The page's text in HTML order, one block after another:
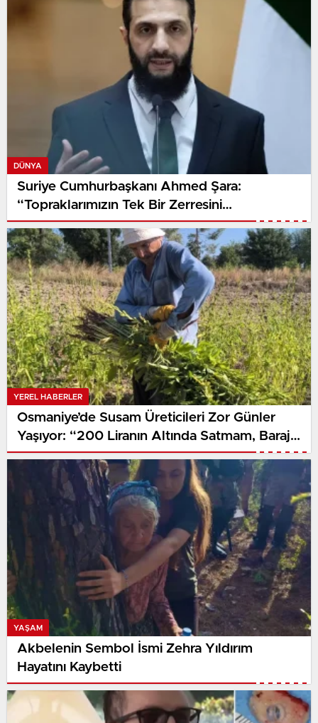
DÜNYA
Suriye Cumhurbaşkanı Ahmed Şara:
“Topraklarımızın Tek Bir Zerresini
Vermeyeceğiz”
YEREL HABERLER
Osmaniye’de Susam Üreticileri Zor Günler
Yaşıyor: “200 Liranın Altında Satmam, Baraja
Dökerim”
YAŞAM
Akbelenin Sembol İsmi Zehra Yıldırım
Hayatını Kaybetti